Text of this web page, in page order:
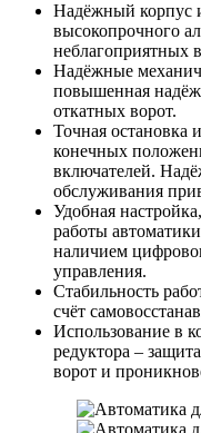
Надёжный корпус
высокопрочного
неблагоприятных
Надёжные
повышенная
откатных ворот.
Точная остановка
конечных
включателей.
обслуживания
Удобная
работы
наличием
управления.
Стабильность
счёт
Использование в
редуктора –
ворот и